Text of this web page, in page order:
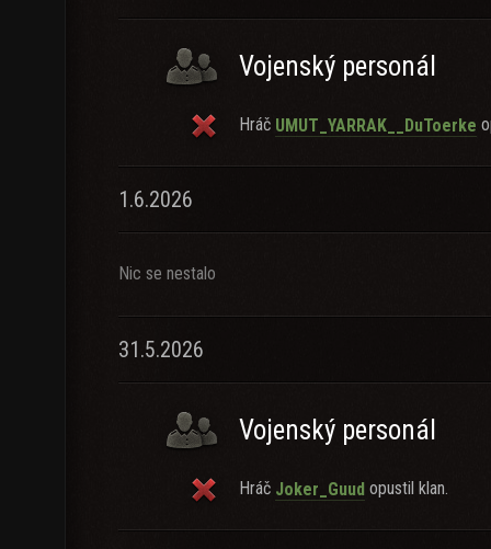
Vojenský personál
Hráč UMUT_YARRAK__DuToerke
1.6.2026
Nic se nestalo
31.5.2026
Vojenský personál
Hráč Joker_Guud opustil klan.